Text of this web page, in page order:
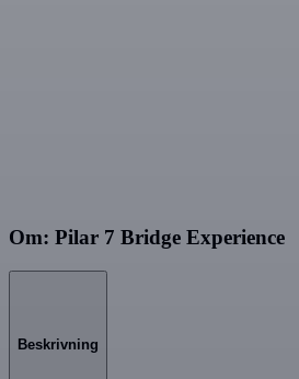
Om: Pilar 7 Bridge Experience
Beskrivning